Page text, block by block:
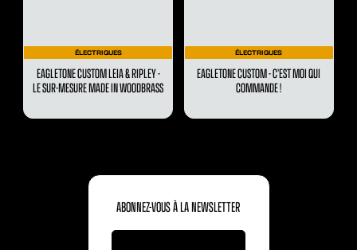
ÉLECTRIQUES
EAGLETONE CUSTOM LEIA & RIPLEY -
LE SUR-MESURE MADE IN WOODBRASS
ÉLECTRIQUES
EAGLETONE CUSTOM - C’EST MOI QUI
COMMANDE !
ABONNEZ-VOUS À LA NEWSLETTER